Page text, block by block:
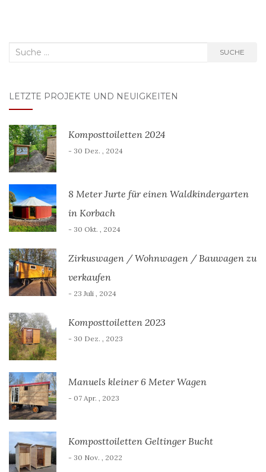
Suche
SUCHE
LETZTE PROJEKTE UND NEUIGKEITEN
Komposttoiletten 2024
- 30 Dez. , 2024
8 Meter Jurte für einen Waldkindergarten
in Korbach
- 30 Okt. , 2024
Zirkuswagen / Wohnwagen / Bauwagen zu
verkaufen
- 23 Juli , 2024
Komposttoiletten 2023
- 30 Dez. , 2023
Manuels kleiner 6 Meter Wagen
- 07 Apr. , 2023
Komposttoiletten Geltinger Bucht
- 30 Nov. , 2022